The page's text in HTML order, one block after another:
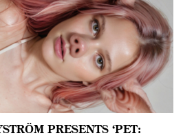
PRESENTS ‘PET: